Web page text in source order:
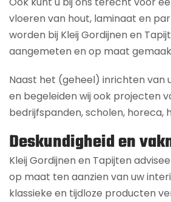
vloeren van hout, laminaat en
worden bij Kleij Gordijnen en
aangemeten en op maat
Naast het (geheel) inrichten van
en begeleiden wij ook projecten
bedrijfspanden, scholen, horeca,
Deskundigheid en
Kleij Gordijnen en Tapijten
op maat ten aanzien van uw
klassieke en tijdloze producten